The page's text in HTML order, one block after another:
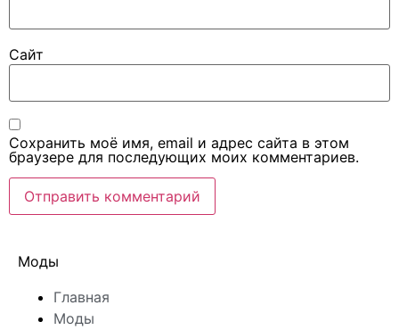
Сайт
Сохранить моё имя, email и адрес сайта в этом
браузере для последующих моих комментариев.
Моды
Главная
Моды